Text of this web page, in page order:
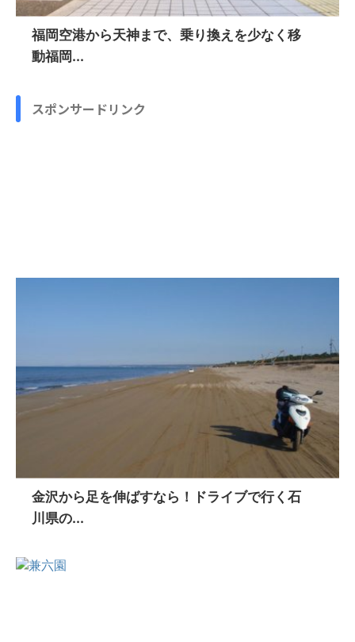
福岡空港から天神まで、乗り換えを少なく移
動福岡...
スポンサードリンク
金沢から足を伸ばすなら！ドライブで行く石
川県の...